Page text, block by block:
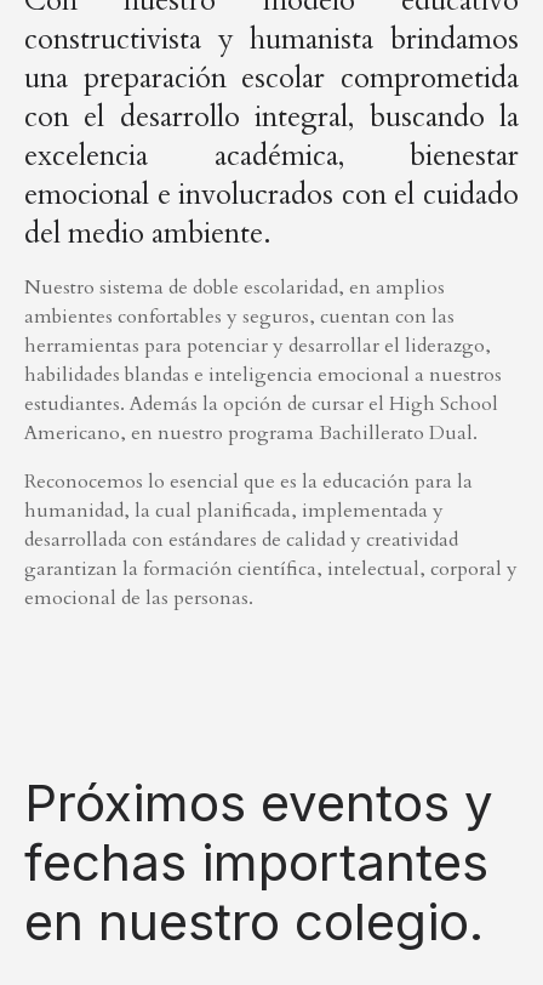
constructivista y humanista brindamos
una preparación escolar comprometida
con el desarrollo integral, buscando la
excelencia académica, bienestar
emocional e involucrados con el cuidado
del medio ambiente.
Nuestro sistema de doble escolaridad, en amplios
ambientes confortables y seguros, cuentan con las
herramientas para potenciar y desarrollar el liderazgo,
habilidades blandas e inteligencia emocional a nuestros
estudiantes. Además la opción de cursar el High School
Americano, en nuestro programa Bachillerato Dual.
Reconocemos lo esencial que es la educación para la
humanidad, la cual planificada, implementada y
desarrollada con estándares de calidad y creatividad
garantizan la formación científica, intelectual, corporal y
emocional de las personas.
Próximos eventos y
fechas importantes
en nuestro colegio.